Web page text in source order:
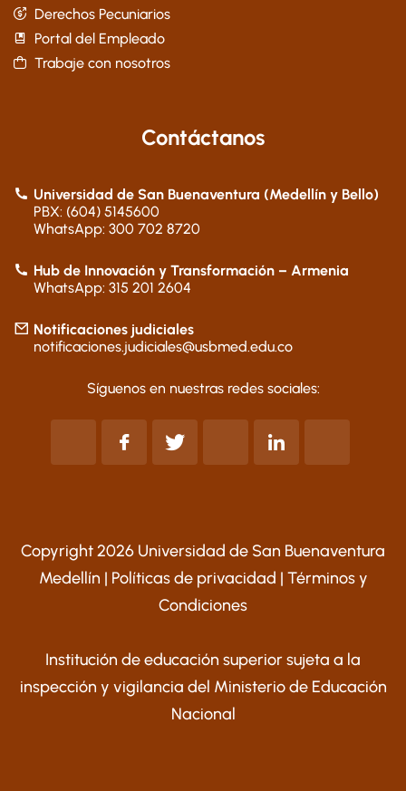
Derechos Pecuniarios
Portal del Empleado
Trabaje con nosotros
Contáctanos
Universidad de San Buenaventura (Medellín y Bello)
PBX: (604) 5145600
WhatsApp: 300 702 8720
Hub de Innovación y Transformación – Armenia
WhatsApp: 315 201 2604
Notificaciones judiciales
notificaciones.judiciales@usbmed.edu.co
Síguenos en nuestras redes sociales:
Copyright 2026 Universidad de San Buenaventura
Medellín | Políticas de privacidad | Términos y
Condiciones
Institución de educación superior sujeta a la
inspección y vigilancia del Ministerio de Educación
Nacional